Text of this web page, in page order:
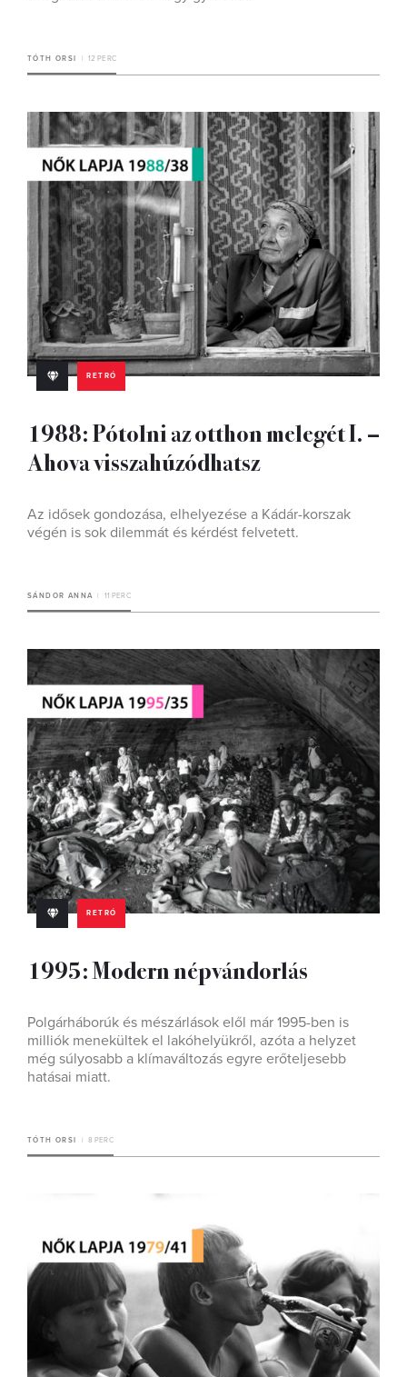
TÓTH ORSI 12 PERC
RETRÓ
1988: Pótolni az otthon melegét I. –
Ahova visszahúzódhatsz
Az idősek gondozása, elhelyezése a Kádár-korszak
végén is sok dilemmát és kérdést felvetett.
SÁNDOR ANNA 11 PERC
RETRÓ
1995: Modern népvándorlás
Polgárháborúk és mészárlások elől már 1995-ben is
milliók menekültek el lakóhelyükről, azóta a helyzet
még súlyosabb a klímaváltozás egyre erőteljesebb
hatásai miatt.
TÓTH ORSI 8 PERC